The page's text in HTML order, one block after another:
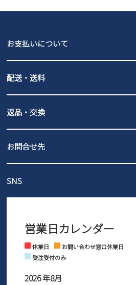
GAP
瞬足
お支払いについて
PayPay（オンライン決済）、代金引換
配送・送料
北海道・本州・四国・九州…550円
3,980円（税込）以上お買い上げで送料無
ご利用ください。
全国一律…220円（税込）
発送日・送料詳細についてはご利用ガ
ご利用ください。
返品・交換
の片道無料サービスを実施中！
ントとしても安心してご利用いただける
さい。
お問合せ先
営業時間：11時～17時
※土日祝はお問い合わせ窓口休業日とな
SNS
Facebook Instagram
営業日カレンダー
休業日
お問い合わせ窓口休業日
受注受付のみ
2026 年8月